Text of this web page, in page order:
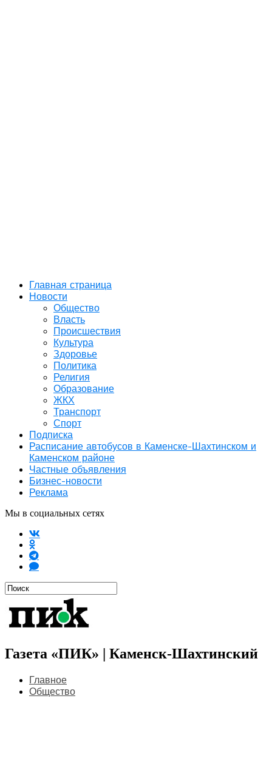
Главная страница
Новости
Общество
Власть
Происшествия
Культура
Здоровье
Политика
Религия
Образование
ЖКХ
Транспорт
Спорт
Подписка
Расписание автобусов в Каменске-Шахтинском и
Каменском районе
Частные объявления
Бизнес-новости
Реклама
Мы в социальных сетях
Газета «ПИК» | Каменск-Шахтинский
Главное
Общество